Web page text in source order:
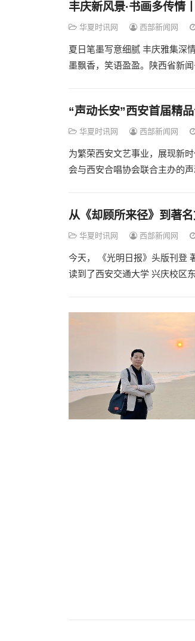
丰庆新风景·书画多传情
华夏时讯网 西部新闻网
夏日笔墨写意细腻 丰庆雅集深
墨飘香，笑语盈盈。陕西省新
“声动长安”西安首届精
华夏时讯网 西部新闻网
为繁荣西安文艺事业，展现新
会与西安合唱协会联合主办的
从《却顾所来径》到著
华夏时讯网 西部新闻网
今天， 《光明日报》头版刊登
读到了西安交通大学 兴庆校区